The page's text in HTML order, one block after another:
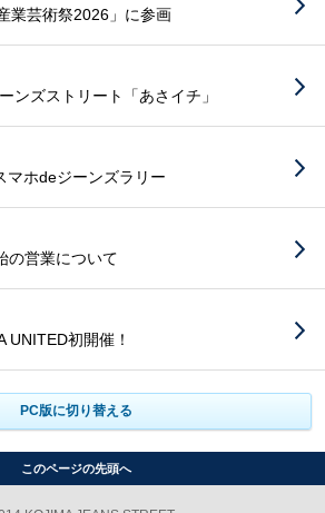
業芸術祭2026」に参画
ンズストリート「あさイチ」
マホdeジーンズラリー
の営業について
UNITED初開催！
PC版に切り替える
このページの先頭へ